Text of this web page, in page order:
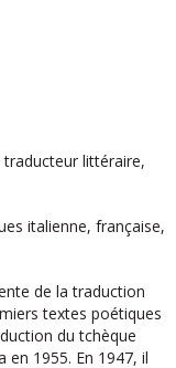
littéraire,
italienne, française,
de la traduction
textes poétiques
du tchèque
en 1955. En 1947, il